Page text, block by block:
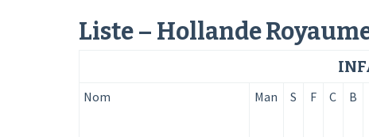
Liste – Hollande
Nom Man S F C B